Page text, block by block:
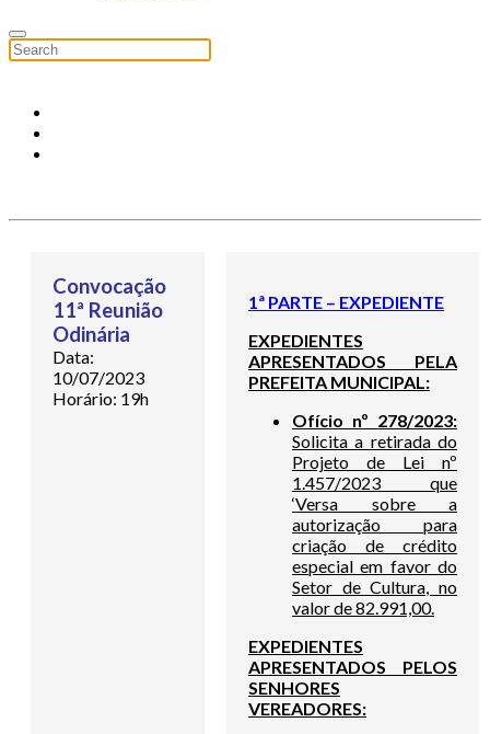
Convocação
11ª Reunião
Odinária
Data:
10/07/2023
Horário: 19h
1ª PARTE – EXPEDIENTE
EXPEDIENTES
APRESENTADOS PELA
PREFEITA MUNICIPAL:
Ofício nº 278/2023:
Solicita a retirada do
Projeto de Lei nº
1.457/2023 que
‘Versa sobre a
autorização para
criação de crédito
especial em favor do
Setor de Cultura, no
valor de 82.991,00.
EXPEDIENTES
APRESENTADOS PELOS
SENHORES
VEREADORES: